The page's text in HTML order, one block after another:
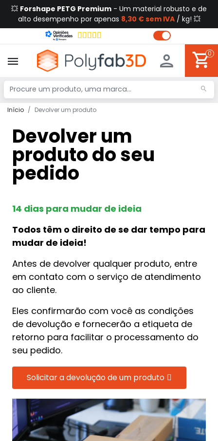
💥 Forshape PETG Premium - Um material robusto e de
alto desempenho por apenas 8,30 € sem IVA/ kg! 💥
0
Início Devolver um produto
Devolver um
produto do seu
pedido
14 dias para mudar de ideia
Todos têm o direito de se dar tempo para
mudar de ideia!
Antes de devolver qualquer produto, entre
em contato com o serviço de atendimento
ao cliente.
Eles confirmarão com você as condições
de devolução e fornecerão a etiqueta de
retorno para facilitar o processamento do
seu pedido.
Solicitar a devolução de um produto